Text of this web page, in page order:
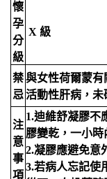
懷
孕
分
級
X 級
禁
忌
與女性荷爾蒙
活動性肝病，未
注
意
事
項
1.迪維舒凝膠不
膠變乾，一小時
2.凝膠應避免意
3.若病人忘記使